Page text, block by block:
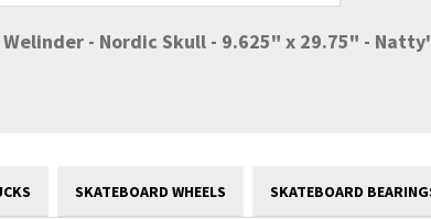
- Nordic Skull - 9.625" x 29.75" -
SKATEBOARD WHEELS SKATEBOARD